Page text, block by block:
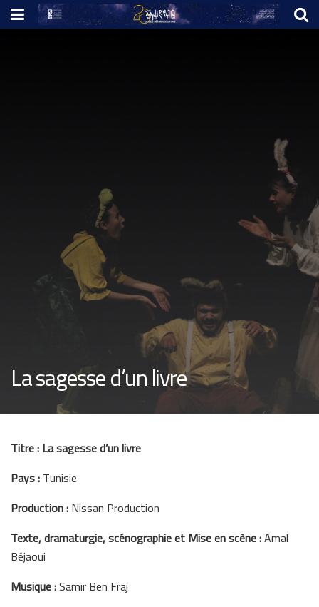
La sagesse d’un livre
Titre : La sagesse d’un livre
Pays :Tunisie
Production :Nissan Production
Texte, dramaturgie, scénographie et Mise en scène :Amal
Béjaoui
Musique :Samir Ben Fraj